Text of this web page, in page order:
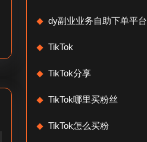
dy副业业务自助下单平台
TikTok
TikTok分享
TikTok哪里买粉丝
TikTok怎么买粉